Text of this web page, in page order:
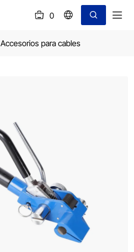
0
Accesorios para cables